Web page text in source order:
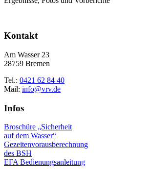
Kontakt
Am Wasser 23
28759 Bremen
Tel.: 0421 62 84 40
Mail: info@vrv.de
Infos
Broschüre „Sicherheit
auf dem Wasser“
Gezeitenvorausberechnung
des BSH
EFA Bedienungsanleitung